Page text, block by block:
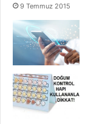
9 Temmuz 2015